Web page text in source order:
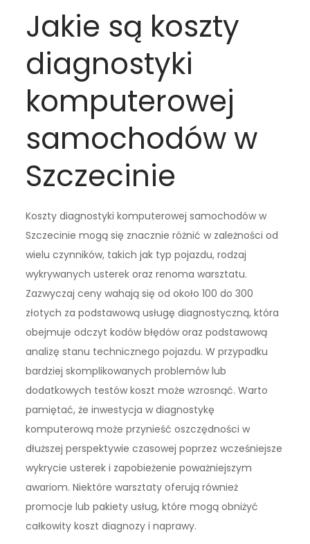
Jakie są koszty
diagnostyki
komputerowej
samochodów w
Szczecinie
Koszty diagnostyki komputerowej samochodów w
Szczecinie mogą się znacznie różnić w zależności od
wielu czynników, takich jak typ pojazdu, rodzaj
wykrywanych usterek oraz renoma warsztatu.
Zazwyczaj ceny wahają się od około 100 do 300
złotych za podstawową usługę diagnostyczną, która
obejmuje odczyt kodów błędów oraz podstawową
analizę stanu technicznego pojazdu. W przypadku
bardziej skomplikowanych problemów lub
dodatkowych testów koszt może wzrosnąć. Warto
pamiętać, że inwestycja w diagnostykę
komputerową może przynieść oszczędności w
dłuższej perspektywie czasowej poprzez wcześniejsze
wykrycie usterek i zapobieżenie poważniejszym
awariom. Niektóre warsztaty oferują również
promocje lub pakiety usług, które mogą obniżyć
całkowity koszt diagnozy i naprawy.